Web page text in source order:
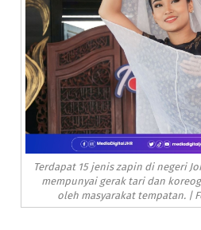
Terdapat 15 jenis zapin di negeri
mempunyai gerak tari dan
oleh masyarakat tempatan. |